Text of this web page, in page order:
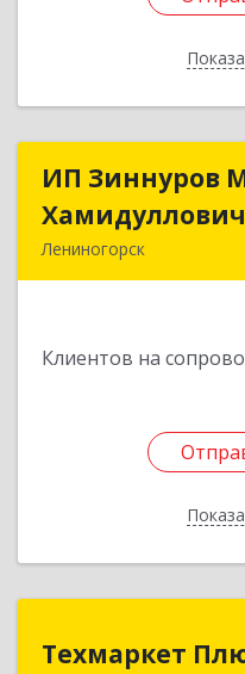
ИП Зиннуров
Хамидуллович
Лениногорск
Клиентов на
ИП
Техмаркет